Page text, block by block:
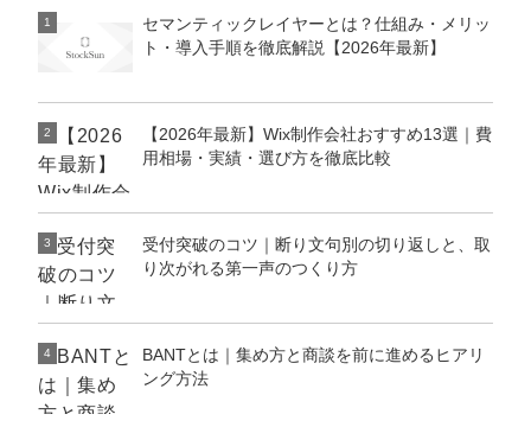
1
セマンティックレイヤーとは？仕組み・メリッ
ト・導入手順を徹底解説【2026年最新】
2
【2026年最新】Wix制作会社おすすめ13選｜費
用相場・実績・選び方を徹底比較
3
受付突破のコツ｜断り文句別の切り返しと、取
り次がれる第一声のつくり方
4
BANTとは｜集め方と商談を前に進めるヒアリ
ング方法